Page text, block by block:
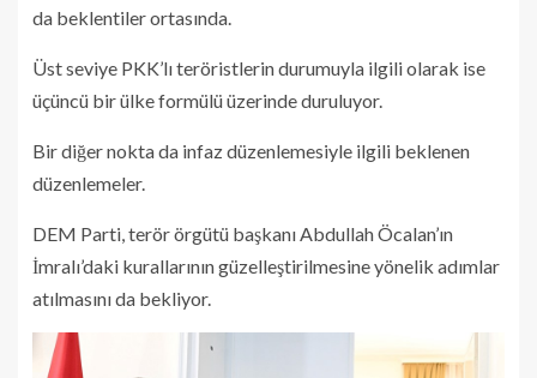
da beklentiler ortasında.
Üst seviye PKK’lı teröristlerin durumuyla ilgili olarak ise
üçüncü bir ülke formülü üzerinde duruluyor.
Bir diğer nokta da infaz düzenlemesiyle ilgili beklenen
düzenlemeler.
DEM Parti, terör örgütü başkanı Abdullah Öcalan’ın
İmralı’daki kurallarının güzelleştirilmesine yönelik adımlar
atılmasını da bekliyor.